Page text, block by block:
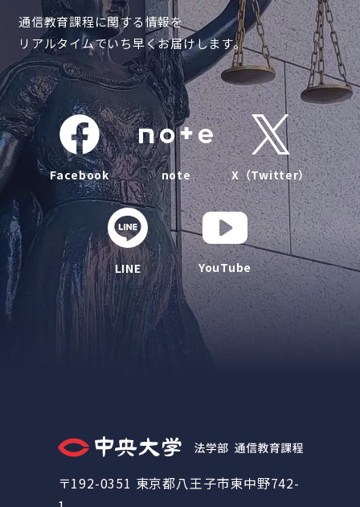
通信教育課程に関する情報を
リアルタイムでいち早くお届けします。
Facebook note X（Twitter）
LINE YouTube
〒192-0351 東京都八王子市東中野742-